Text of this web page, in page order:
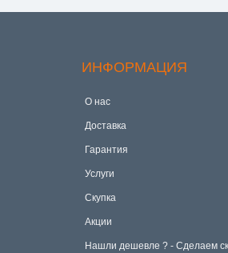
ИНФОРМАЦИЯ
О нас
Доставка
Гарантия
Услуги
Скупка
Акции
Hашли дешевле ? - Сделаем